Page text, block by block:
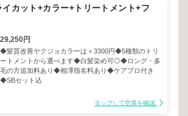
イカット+カラー+トリートメント+フ
29,250円
◆髪質改善ヤクジョカラーは＋3300円◆5種類のトリ
ートメントから選べます◆白髪染め可◎◆ロング・多
毛の方追加料あり◆相澤指名料あり◆ケアプロ付き
◆SBセット込
タップして空席を確認